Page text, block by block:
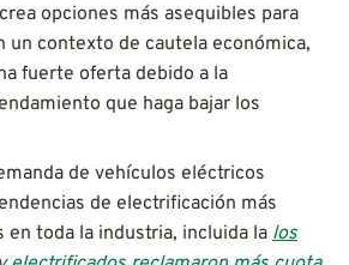
opciones más asequibles para
un contexto de cautela económica,
fuerte oferta debido a la
que haga bajar los
de vehículos eléctricos
de electrificación más
en toda la industria, incluida la los